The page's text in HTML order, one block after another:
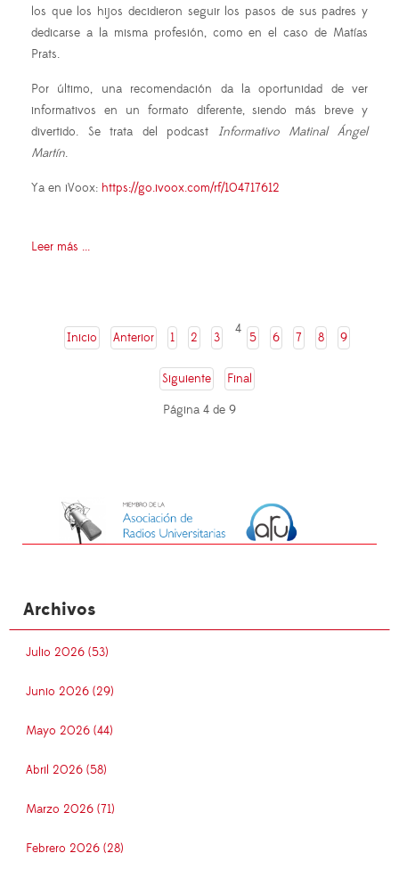
los que los hijos decidieron seguir los pasos de sus padres y
dedicarse a la misma profesión, como en el caso de Matías
Prats.
Por último, una recomendación da la oportunidad de ver
informativos en un formato diferente, siendo más breve y
divertido. Se trata del podcast Informativo Matinal Ángel
Martín.
Ya en iVoox: https://go.ivoox.com/rf/104717612
Leer más ...
Inicio Anterior 1 2 3
4
5 6 7 8 9
Siguiente
Final
Página 4 de 9
Archivos
Julio 2026 (53)
Junio 2026 (29)
Mayo 2026 (44)
Abril 2026 (58)
Marzo 2026 (71)
Febrero 2026 (28)